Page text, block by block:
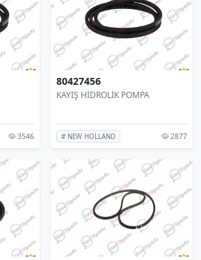
3546
80427456
KAYIŞ HİDROLİK POMPA
# NEW HOLLAND 2877